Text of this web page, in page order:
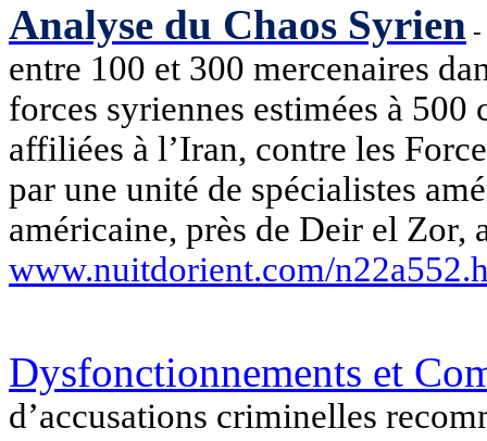
Analyse du Chaos Syrien -
entre 100 et 300 mercenaires
forces syriennes estimées à
affiliées à l’Iran, contre les
par une unité de spécialistes
américaine, près de Deir el Zor,
www.nuitdorient.com/
Dysfonctionnements et
d’accusations criminelles